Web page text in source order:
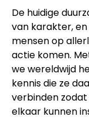
De huidige
van karakter,
mensen op
actie komen.
we wereldwijd
kennis die ze
verbinden
elkaar kunnen